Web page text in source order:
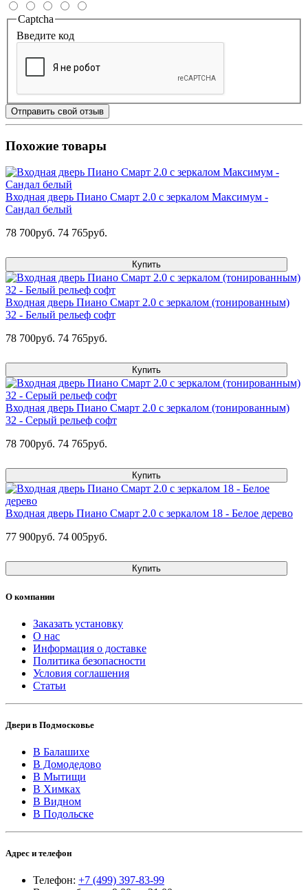
Captcha
Введите код
Отправить свой отзыв
Похожие товары
Входная дверь Пиано Смарт 2.0 с зеркалом Максимум -
Сандал белый
78 700руб. 74 765руб.
Купить
Входная дверь Пиано Смарт 2.0 с зеркалом (тонированным)
32 - Белый рельеф софт
78 700руб. 74 765руб.
Купить
Входная дверь Пиано Смарт 2.0 с зеркалом (тонированным)
32 - Серый рельеф софт
78 700руб. 74 765руб.
Купить
Входная дверь Пиано Смарт 2.0 с зеркалом 18 - Белое дерево
77 900руб. 74 005руб.
Купить
О компании
Заказать установку
О нас
Информация о доставке
Политика безопасности
Условия соглашения
Статьи
Двери в Подмосковье
В Балашихе
В Домодедово
В Мытищи
В Химках
В Видном
В Подольске
Адрес и телефон
Телефон: +7 (499) 397-83-99